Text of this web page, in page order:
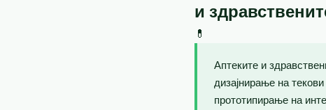
и
💊
Аптеките и
дизајнирање на
прототипирање на